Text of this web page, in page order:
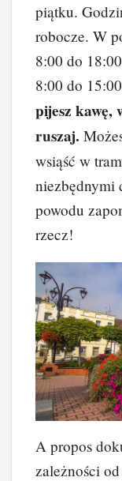
piątku.
robocze. W
8:00 do
8:00 do
pijesz kawę,
ruszaj.
wsiąść w
niezbędnymi
powodu
rzecz!
A propos
zależności